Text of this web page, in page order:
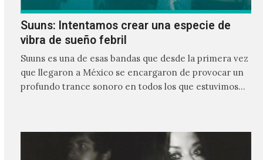
Suuns: Intentamos crear una especie de
vibra de sueño febril
Suuns es una de esas bandas que desde la primera vez
que llegaron a México se encargaron de provocar un
profundo trance sonoro en todos los que estuvimos